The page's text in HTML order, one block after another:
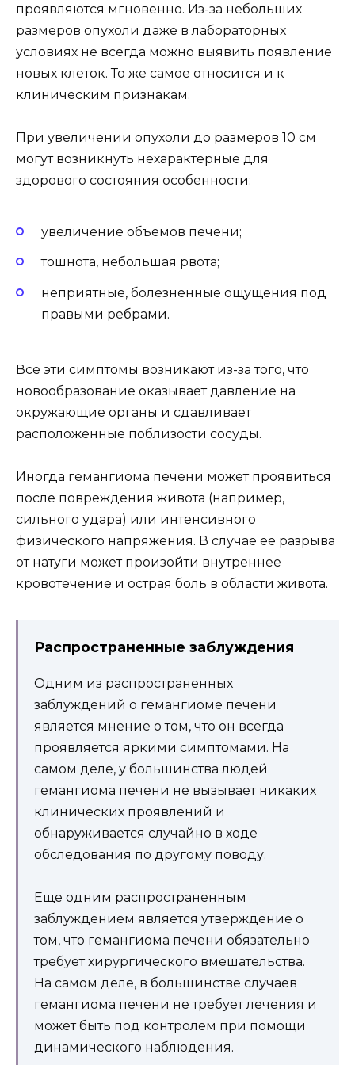
проявляются мгновенно. Из-за небольших
размеров опухоли даже в лабораторных
условиях не всегда можно выявить появление
новых клеток. То же самое относится и к
клиническим признакам.
При увеличении опухоли до размеров 10 см
могут возникнуть нехарактерные для
здорового состояния особенности:
увеличение объемов печени;
тошнота, небольшая рвота;
неприятные, болезненные ощущения под
правыми ребрами.
Все эти симптомы возникают из-за того, что
новообразование оказывает давление на
окружающие органы и сдавливает
расположенные поблизости сосуды.
Иногда гемангиома печени может проявиться
после повреждения живота (например,
сильного удара) или интенсивного
физического напряжения. В случае ее разрыва
от натуги может произойти внутреннее
кровотечение и острая боль в области живота.
Распространенные заблуждения
Одним из распространенных
заблуждений о гемангиоме печени
является мнение о том, что он всегда
проявляется яркими симптомами. На
самом деле, у большинства людей
гемангиома печени не вызывает никаких
клинических проявлений и
обнаруживается случайно в ходе
обследования по другому поводу.
Еще одним распространенным
заблуждением является утверждение о
том, что гемангиома печени обязательно
требует хирургического вмешательства.
На самом деле, в большинстве случаев
гемангиома печени не требует лечения и
может быть под контролем при помощи
динамического наблюдения.